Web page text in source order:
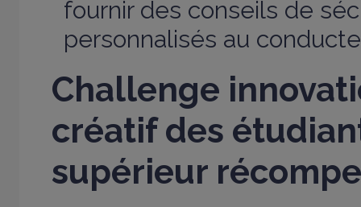
fournir des conseils de
personnalisés au
Challenge
créatif des
supérieur